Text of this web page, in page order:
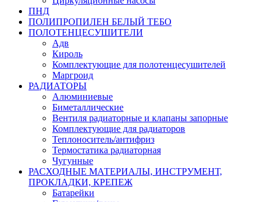
ПНД
ПОЛИПРОПИЛЕН БЕЛЫЙ ТЕБО
ПОЛОТЕНЦЕСУШИТЕЛИ
Адв
Кироль
Комплектующие для полотенцесушителей
Маргроид
РАДИАТОРЫ
Алюминиевые
Биметаллические
Вентиля радиаторные и клапаны запорные
Комплектующие для радиаторов
Теплоноситель/антифриз
Термостатика радиаторная
Чугунные
РАСХОДНЫЕ МАТЕРИАЛЫ, ИНСТРУМЕНТ,
ПРОКЛАДКИ, КРЕПЕЖ
Батарейки